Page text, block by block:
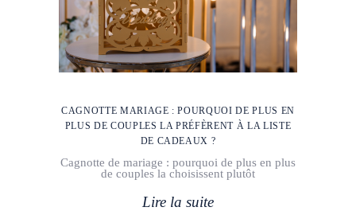
CAGNOTTE MARIAGE : POURQUOI DE PLUS EN
PLUS DE COUPLES LA PRÉFÈRENT À LA LISTE
DE CADEAUX ?
Cagnotte de mariage : pourquoi de plus en plus
de couples la choisissent plutôt
Lire la suite